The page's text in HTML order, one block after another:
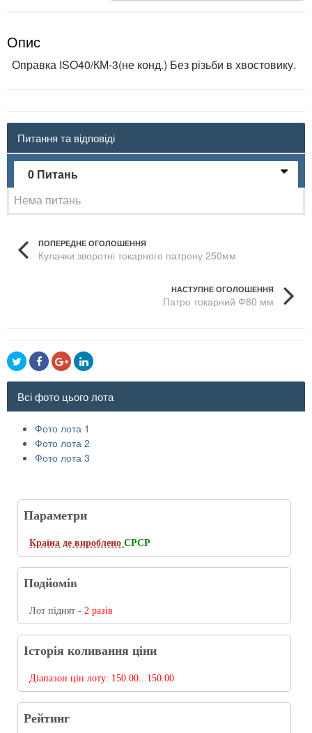
Опис
Оправка ISO40/КМ-3(не конд.) Без різьби в хвостовику.
Питання та відповіді
0 Питань
Нема питань
ПОПЕРЕДНЕ ОГОЛОШЕННЯ
Кулачки зворотні токарного патрону 250мм
НАСТУПНЕ ОГОЛОШЕННЯ
Патро токарний Ф80 мм
Всі фото цього лота
Фото лота 1
Фото лота 2
Фото лота 3
Параметри
Країна де вироблено СРСР
Подйомів
Лот піднят - 2 разів
Історія коливання ціни
Діапазон цін лоту: 150.00...150.00
Рейтинг